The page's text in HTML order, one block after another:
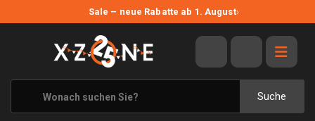
Sale – neue Rabatte ab 1. August›
Suche
ANGEBOTE
ALLE MARKEN
XZONE ORIGINALS
KLEIDUNG & ACCESSOIRES